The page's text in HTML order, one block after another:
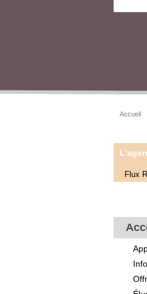
Accueil
Flux